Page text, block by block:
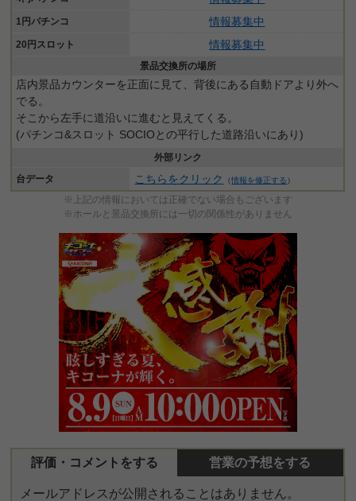
1円パチンコ 情報募集中
20円スロット 情報募集中
景品交換所の場所
店内景品カウンターを正面に見て、背後にある自動ドアより外へ
でる。
そこから左手に道沿いに進むと見えてくる。
(パチンコ&スロット SOCIOとの平行した道路沿いにあり)
外部リンク
台データ
こちらをクリック （情報を修正する ）
※上記の情報においては正確でない場合もございます
※ホールと景品交換所には一切の関係性がありません
評価・コメントをする 営業の予想をする
メールアドレスが公開されることはありません。